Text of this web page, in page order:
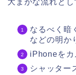
大まかな流れとし
なるべく暗
などの明か
iPhoneをカ
シャッター